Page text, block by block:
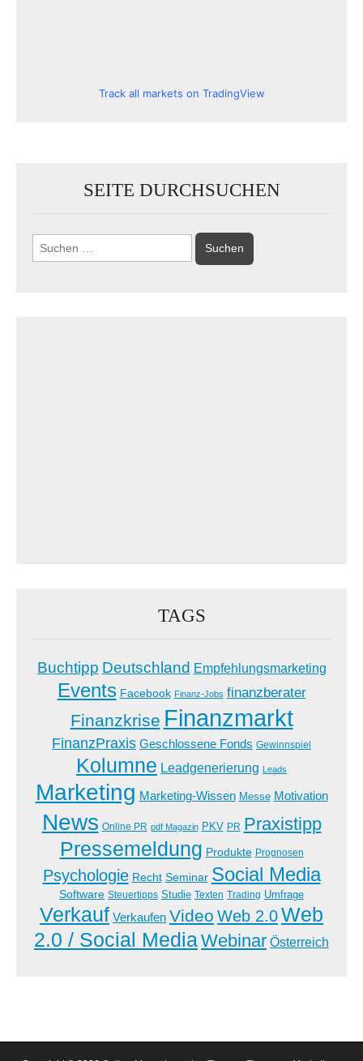
Track all markets on TradingView
SEITE DURCHSUCHEN
Suchen
nach:
TAGS
Buchtipp Deutschland Empfehlungsmarketing
Events Facebook Finanz-Jobs finanzberater
Finanzkrise Finanzmarkt
FinanzPraxis Geschlossene Fonds Gewinnspiel
Kolumne Leadgenerierung Leads
Marketing Marketing-Wissen Messe Motivation
News Online PR pdf Magazin PKV PR Praxistipp
Pressemeldung Produkte Prognosen
Psychologie Recht Seminar Social Media
Software Steuertipps Studie Texten Trading Umfrage
Verkauf Verkaufen Video Web 2.0Web
2.0 / Social MediaWebinar Österreich